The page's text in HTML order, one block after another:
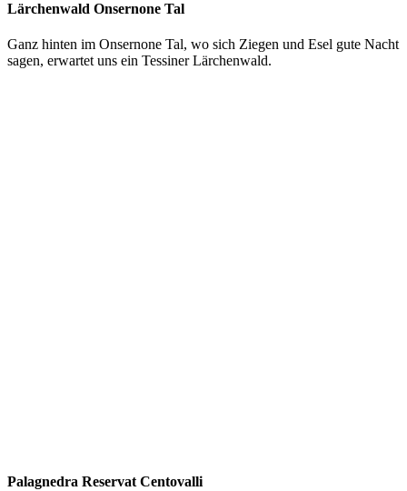
Lärchenwald Onsernone Tal
Ganz hinten im Onsernone Tal, wo sich Ziegen und Esel gute Nacht
sagen, erwartet uns ein Tessiner Lärchenwald.
Palagnedra Reservat Centovalli